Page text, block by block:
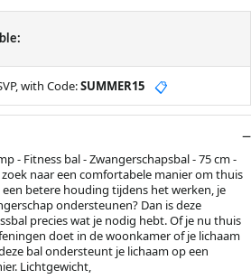
with Code:SUMMER15 📋
- Fitness bal - Zwangerschapsbal - 75 cm -
naar een comfortabele manier om thuis
betere houding tijdens het werken, je
ondersteunen? Dan is deze
precies wat je nodig hebt. Of je nu thuis
doet in de woonkamer of je lichaam
bal ondersteunt je lichaam op een
Lichtgewicht,